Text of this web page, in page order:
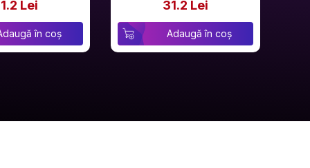
Lei
în coș
31.2 Lei
Adaugă în coș